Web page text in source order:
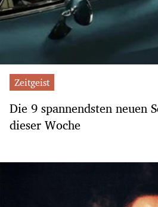
Zeitgeist
Die 9 spannendsten neuen
dieser Woche